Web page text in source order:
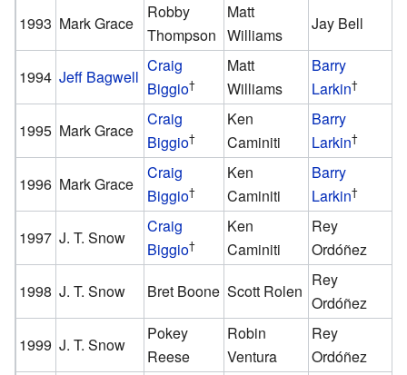
1993 Mark Grace
Robby
Thompson
Matt
Williams
Jay Bell
1994 Jeff Bagwell
Craig
Biggio†
Matt
Williams
Barry
Larkin†
1995 Mark Grace
Craig
Biggio†
Ken
Caminiti
Barry
Larkin†
1996 Mark Grace
Craig
Biggio†
Ken
Caminiti
Barry
Larkin†
1997 J. T. Snow
Craig
Biggio†
Ken
Caminiti
Rey
Ordóñez
1998 J. T. Snow Bret Boone Scott Rolen
Rey
Ordóñez
1999 J. T. Snow
Pokey
Reese
Robin
Ventura
Rey
Ordóñez